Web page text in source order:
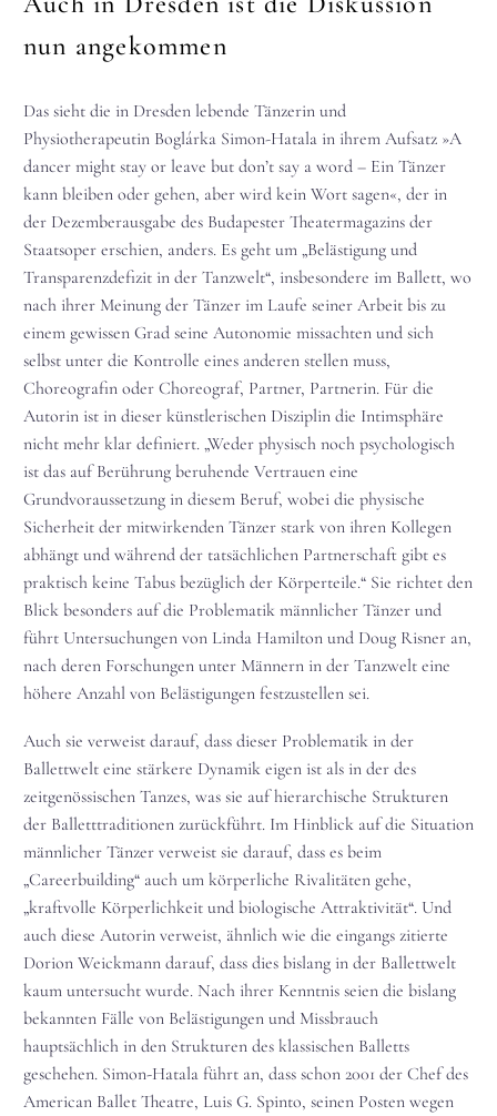
nun angekommen
Das sieht die in Dresden lebende Tänzerin und
Physiotherapeutin Boglárka Simon-Hatala in ihrem Aufsatz »A
dancer might stay or leave but don’t say a word – Ein Tänzer
kann bleiben oder gehen, aber wird kein Wort sagen«, der in
der Dezemberausgabe des Budapester Theatermagazins der
Staatsoper erschien, anders. Es geht um „Belästigung und
Transparenzdefizit in der Tanzwelt“, insbesondere im Ballett, wo
nach ihrer Meinung der Tänzer im Laufe seiner Arbeit bis zu
einem gewissen Grad seine Autonomie missachten und sich
selbst unter die Kontrolle eines anderen stellen muss,
Choreografin oder Choreograf, Partner, Partnerin. Für die
Autorin ist in dieser künstlerischen Disziplin die Intimsphäre
nicht mehr klar definiert. „Weder physisch noch psychologisch
ist das auf Berührung beruhende Vertrauen eine
Grundvoraussetzung in diesem Beruf, wobei die physische
Sicherheit der mitwirkenden Tänzer stark von ihren Kollegen
abhängt und während der tatsächlichen Partnerschaft gibt es
praktisch keine Tabus bezüglich der Körperteile.“ Sie richtet den
Blick besonders auf die Problematik männlicher Tänzer und
führt Untersuchungen von Linda Hamilton und Doug Risner an,
nach deren Forschungen unter Männern in der Tanzwelt eine
höhere Anzahl von Belästigungen festzustellen sei.
Auch sie verweist darauf, dass dieser Problematik in der
Ballettwelt eine stärkere Dynamik eigen ist als in der des
zeitgenössischen Tanzes, was sie auf hierarchische Strukturen
der Balletttraditionen zurückführt. Im Hinblick auf die Situation
männlicher Tänzer verweist sie darauf, dass es beim
„Careerbuilding“ auch um körperliche Rivalitäten gehe,
„kraftvolle Körperlichkeit und biologische Attraktivität“. Und
auch diese Autorin verweist, ähnlich wie die eingangs zitierte
Dorion Weickmann darauf, dass dies bislang in der Ballettwelt
kaum untersucht wurde. Nach ihrer Kenntnis seien die bislang
bekannten Fälle von Belästigungen und Missbrauch
hauptsächlich in den Strukturen des klassischen Balletts
geschehen. Simon-Hatala führt an, dass schon 2001 der Chef des
American Ballet Theatre, Luis G. Spinto, seinen Posten wegen